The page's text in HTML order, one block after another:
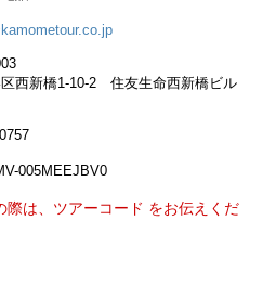
西新橋1-10-2 住友生命西新橋ビル
005MEEJBV0
は、ツアーコード をお伝えくだ